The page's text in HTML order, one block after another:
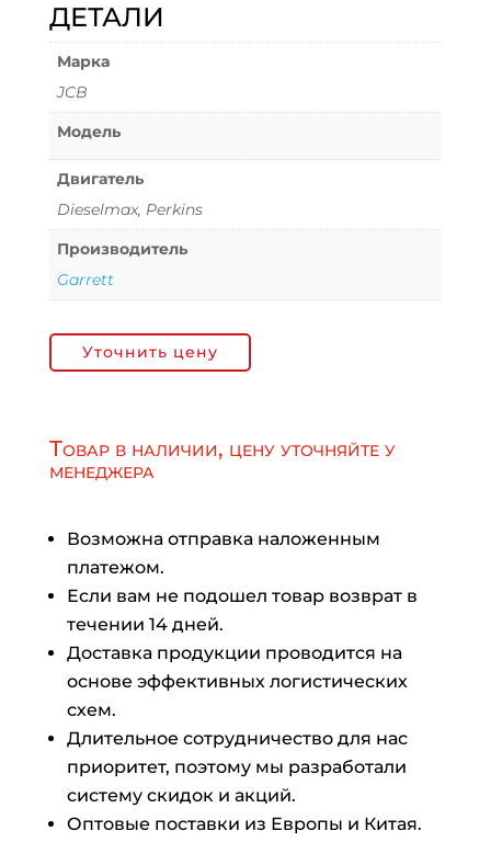
ДЕТАЛИ
Марка
JCB
Модель
Двигатель
Dieselmax, Perkins
Производитель
Garrett
Уточнить цену
Товар в наличии, цену уточняйте у
менеджера
Возможна отправка наложенным
платежом.
Если вам не подошел товар возврат в
течении 14 дней.
Доставка продукции проводится на
основе эффективных логистических
схем.
Длительное сотрудничество для нас
приоритет, поэтому мы разработали
систему скидок и акций.
Оптовые поставки из Европы и Китая.